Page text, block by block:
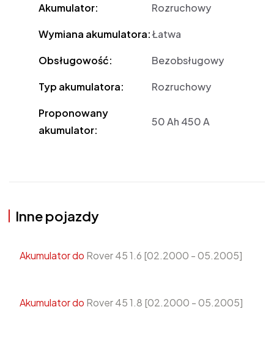
Akumulator: Rozruchowy
Wymiana akumulatora:Łatwa
Obsługowość: Bezobsługowy
Typ akumulatora: Rozruchowy
Proponowany
akumulator:
50 Ah 450 A
Inne pojazdy
Akumulator do Rover 45 1.6 [02.2000 - 05.2005]
Akumulator do Rover 45 1.8 [02.2000 - 05.2005]